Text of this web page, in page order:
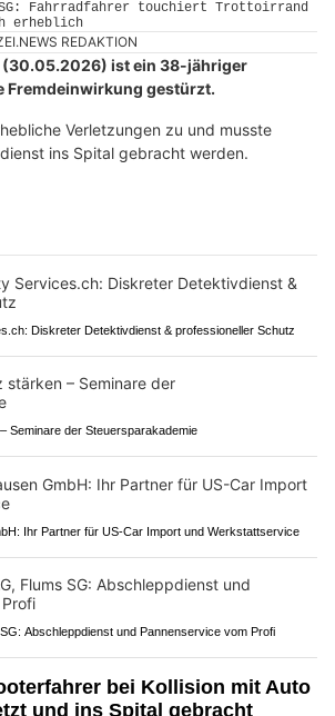
REDAKTION
(30.05.2026) ist ein 38-jähriger
Fremdeinwirkung gestürzt.
Verletzungen zu und musste
ins Spital gebracht werden.
Diskreter Detektivdienst & professioneller Schutz
Seminare der Steuersparakademie
Ihr Partner für US-Car Import und Werkstattservice
Abschleppdienst und Pannenservice vom Profi
bei Kollision mit Auto
und ins Spital gebracht